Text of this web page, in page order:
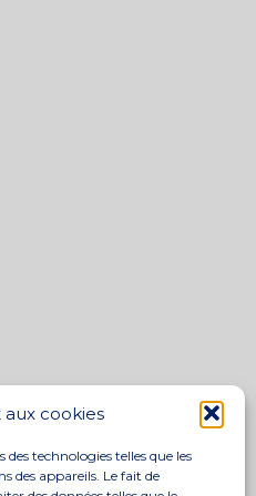
cookies
technologies telles que les
des appareils. Le fait de